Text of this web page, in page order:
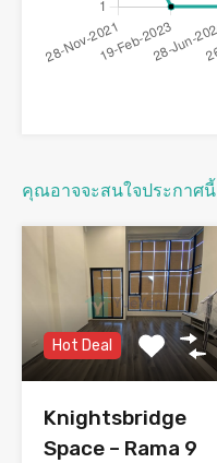
คุณอาจจะสนใจประกาศนี้
Hot Deal
Knightsbridge
Space – Rama 9